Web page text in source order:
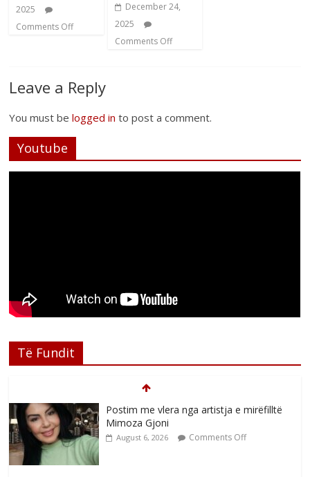
2025
Comments Off
December 24,
2025
Comments Off
Leave a Reply
You must belogged in to post a comment.
Youtube
Të Fundit
August 6, 2026 Comments Off
Nga poetja atdhetare Kumrie Shala -
BOLL MO